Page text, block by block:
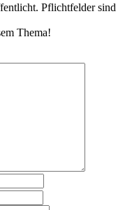
Pflichtfelder sind
Thema!